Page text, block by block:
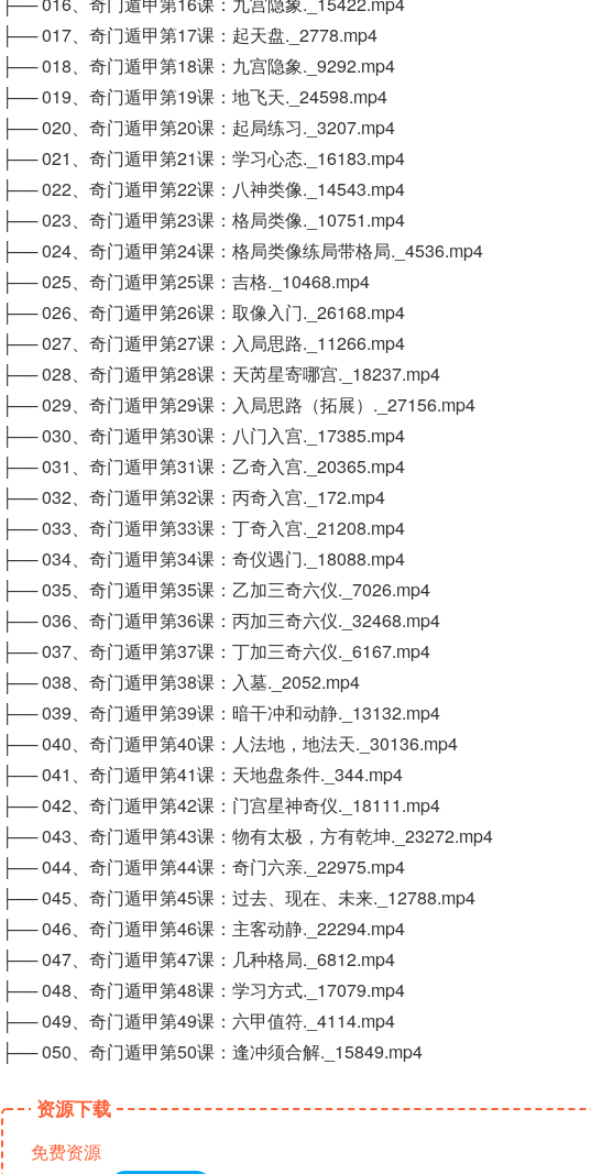
├── 017、奇门遁甲第17课：起天盘._2778.mp4
├── 018、奇门遁甲第18课：九宫隐象._9292.mp4
├── 019、奇门遁甲第19课：地飞天._24598.mp4
├── 020、奇门遁甲第20课：起局练习._3207.mp4
├── 021、奇门遁甲第21课：学习心态._16183.mp4
├── 022、奇门遁甲第22课：八神类像._14543.mp4
├── 023、奇门遁甲第23课：格局类像._10751.mp4
├── 024、奇门遁甲第24课：格局类像练局带格局._4536.mp4
├── 025、奇门遁甲第25课：吉格._10468.mp4
├── 026、奇门遁甲第26课：取像入门._26168.mp4
├── 027、奇门遁甲第27课：入局思路._11266.mp4
├── 028、奇门遁甲第28课：天芮星寄哪宫._18237.mp4
├── 029、奇门遁甲第29课：入局思路（拓展）._27156.mp4
├── 030、奇门遁甲第30课：八门入宫._17385.mp4
├── 031、奇门遁甲第31课：乙奇入宫._20365.mp4
├── 032、奇门遁甲第32课：丙奇入宫._172.mp4
├── 033、奇门遁甲第33课：丁奇入宫._21208.mp4
├── 034、奇门遁甲第34课：奇仪遇门._18088.mp4
├── 035、奇门遁甲第35课：乙加三奇六仪._7026.mp4
├── 036、奇门遁甲第36课：丙加三奇六仪._32468.mp4
├── 037、奇门遁甲第37课：丁加三奇六仪._6167.mp4
├── 038、奇门遁甲第38课：入墓._2052.mp4
├── 039、奇门遁甲第39课：暗干冲和动静._13132.mp4
├── 040、奇门遁甲第40课：人法地，地法天._30136.mp4
├── 041、奇门遁甲第41课：天地盘条件._344.mp4
├── 042、奇门遁甲第42课：门宫星神奇仪._18111.mp4
├── 043、奇门遁甲第43课：物有太极，方有乾坤._23272.mp4
├── 044、奇门遁甲第44课：奇门六亲._22975.mp4
├── 045、奇门遁甲第45课：过去、现在、未来._12788.mp4
├── 046、奇门遁甲第46课：主客动静._22294.mp4
├── 047、奇门遁甲第47课：几种格局._6812.mp4
├── 048、奇门遁甲第48课：学习方式._17079.mp4
├── 049、奇门遁甲第49课：六甲值符._4114.mp4
├── 050、奇门遁甲第50课：逢冲须合解._15849.mp4
资源下载
免费资源